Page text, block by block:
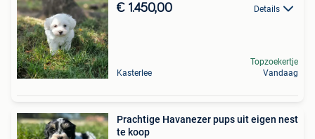
€ 1.450,00 Details
Kasterlee
Topzoekertje
Vandaag
Prachtige Havanezer pups uit eigen nest
te koop